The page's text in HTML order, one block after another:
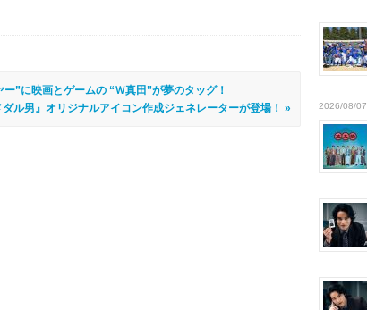
”に映画とゲームの “Ｗ真田”が夢のタッグ！
ダル男』オリジナルアイコン作成ジェネレーターが登場！ »
2026/08/07